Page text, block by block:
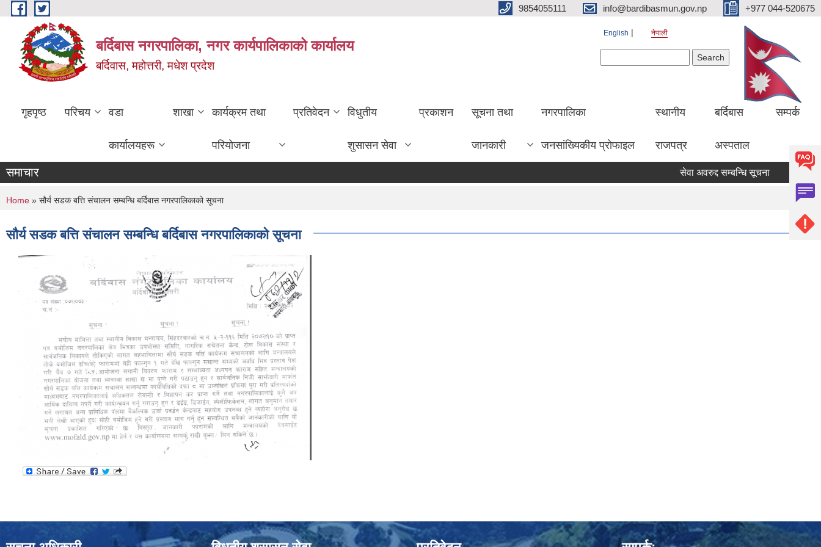
Skip to main content 9854055111 info@bardibasmun.gov.np +977 044-520675
बर्दिबास नगरपालिका, नगर कार्यपालिकाको कार्यालय
बर्दिवास, महोत्तरी, मधेश प्रदेश
English नेपाली
गृहपृष्ठ परिचय वडा
कार्यालयहरू
शाखा कार्यक्रम तथा
परियोजना
प्रतिवेदन विधुतीय
शुसासन सेवा
प्रकाशन सूचना तथा
जानकारी
नगरपालिका
जनसांख्यिकीय प्रोफाइल
स्थानीय
राजपत्र
बर्दिबास
अस्पताल
सम्पर्क
समाचार सेवा अवरुद्द सम्बन्धि सूचना हकदावी
You are here
Home » सौर्य सडक बत्ति संचालन सम्बन्धि बर्दिबास नगरपालिकाको सूचना
सौर्य सडक बत्ति संचालन सम्बन्धि बर्दिबास नगरपालिकाको सूचना